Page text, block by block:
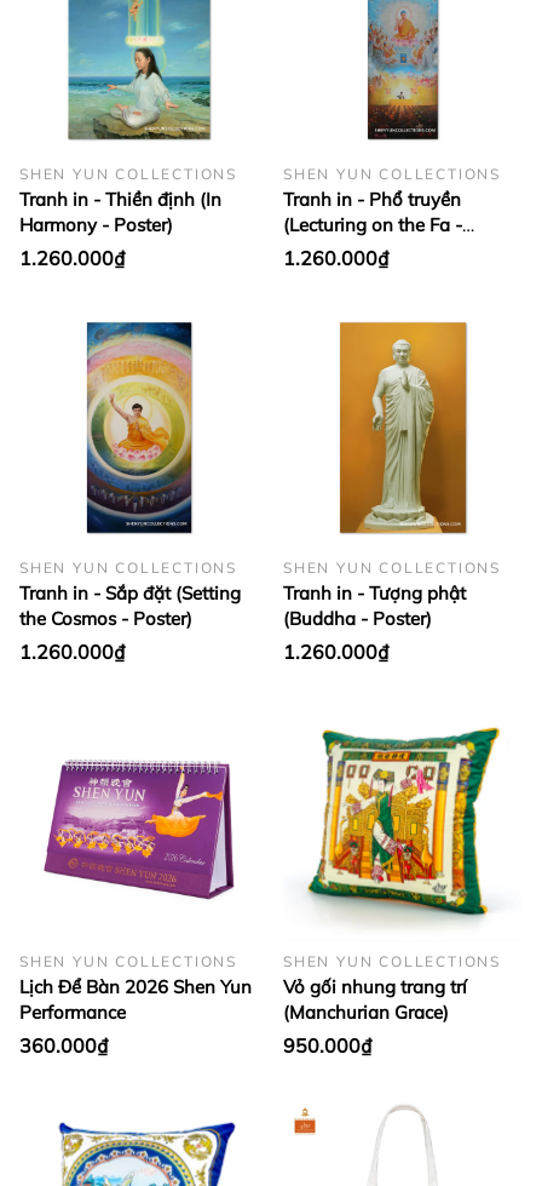
SHEN YUN COLLECTIONS
Tranh in - Thiền định (In
Harmony - Poster)
1.260.000₫
SHEN YUN COLLECTIONS
Tranh in - Phổ truyền
(Lecturing on the Fa -
Poster)
1.260.000₫
SHEN YUN COLLECTIONS
Tranh in - Sắp đặt (Setting
the Cosmos - Poster)
1.260.000₫
SHEN YUN COLLECTIONS
Tranh in - Tượng phật
(Buddha - Poster)
1.260.000₫
SHEN YUN COLLECTIONS
Lịch Để Bàn 2026 Shen Yun
Performance
360.000₫
SHEN YUN COLLECTIONS
Vỏ gối nhung trang trí
(Manchurian Grace)
950.000₫